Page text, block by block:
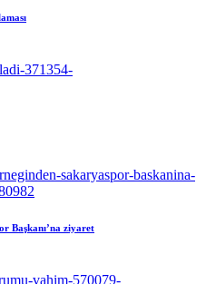
Başkanı’na ziyaret